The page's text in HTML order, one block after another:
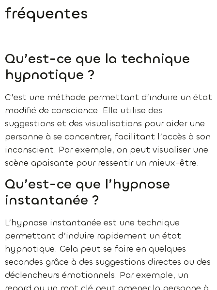
fréquentes
Qu’est-ce que la technique
hypnotique ?
C’est une méthode permettant d’induire un état
modifié de conscience. Elle utilise des
suggestions et des visualisations pour aider une
personne à se concentrer, facilitant l’accès à son
inconscient. Par exemple, on peut visualiser une
scène apaisante pour ressentir un mieux-être.
Qu’est-ce que l’hypnose
instantanée ?
L’hypnose instantanée est une technique
permettant d’induire rapidement un état
hypnotique. Cela peut se faire en quelques
secondes grâce à des suggestions directes ou des
déclencheurs émotionnels. Par exemple, un